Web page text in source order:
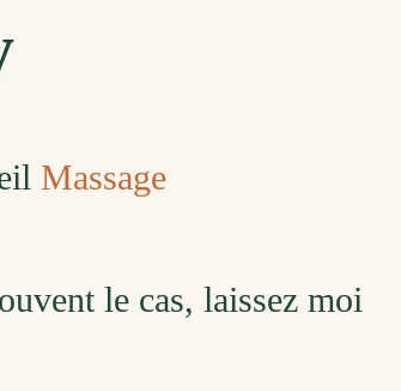
Massage
le cas, laissez moi